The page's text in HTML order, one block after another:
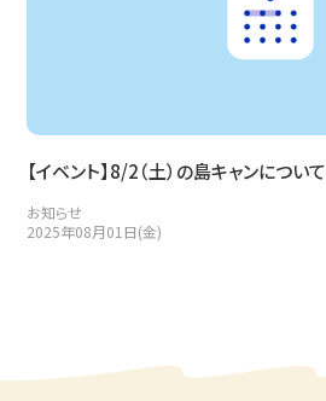
【イベント】8/2（土）の島キャンについて
お知らせ
2025年08月01日(金)